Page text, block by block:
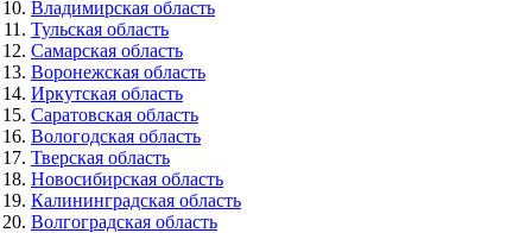
Владимирская область
Тульская область
Самарская область
Воронежская область
Иркутская область
Саратовская область
Вологодская область
Тверская область
Новосибирская область
Калининградская область
Волгоградская область